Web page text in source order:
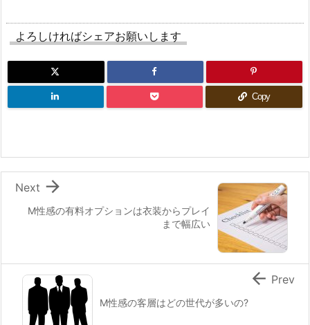
よろしければシェアお願いします
Copy
M性感の有料オプションは衣装からプレイ
まで幅広い

Next
M性感の客層はどの世代が多いの?
 Prev